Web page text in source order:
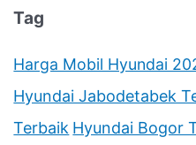
Tag
Harga Mobil Hyundai
Hyundai Jabodetabek
Terbaik Hyundai Bogor